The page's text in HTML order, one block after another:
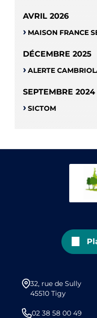
AVRIL 2026
MAISON FRANCE
DÉCEMBRE 2025
ALERTE
SEPTEMBRE 2024
SICTOM
32, rue de Sully
45510 Tigy
02 38 58 00 49